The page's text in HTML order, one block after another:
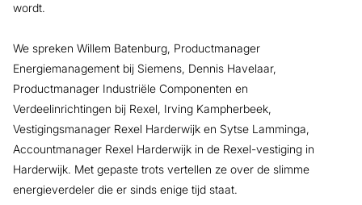
wordt.
We spreken Willem Batenburg, Productmanager
Energiemanagement bij Siemens, Dennis Havelaar,
Productmanager Industriële Componenten en
Verdeelinrichtingen bij Rexel, Irving Kampherbeek,
Vestigingsmanager Rexel Harderwijk en Sytse Lamminga,
Accountmanager Rexel Harderwijk in de Rexel-vestiging in
Harderwijk. Met gepaste trots vertellen ze over de slimme
energieverdeler die er sinds enige tijd staat.